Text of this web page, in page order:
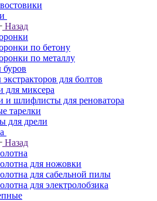
Назад
по бетону
по металлу
для болтов
для миксера
и шлифлисты для реноватора
тарелки
для дрели
Назад
для ножовки
для сабельной пилы
для электролобзика